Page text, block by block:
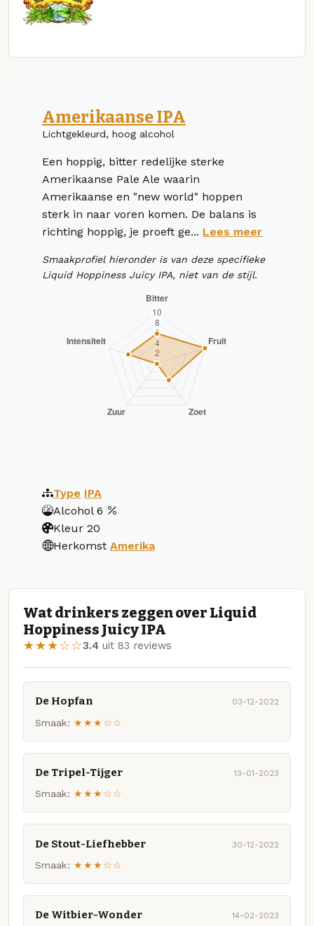
Amerikaanse IPA
Lichtgekleurd, hoog alcohol
Een hoppig, bitter redelijke sterke
Amerikaanse Pale Ale waarin
Amerikaanse en "new world" hoppen
sterk in naar voren komen. De balans is
richting hoppig, je proeft ge... Lees meer
Smaakprofiel hieronder is van deze specifieke
Liquid Hoppiness Juicy IPA, niet van de stijl.
Type IPA
Alcohol 6
Kleur 20
Herkomst Amerika
Wat drinkers zeggen over Liquid
Hoppiness Juicy IPA
★★★☆☆3.4 uit 83 reviews
De Hopfan 03-12-2022
Smaak: ★★★☆☆
De Tripel-Tijger 13-01-2023
Smaak: ★★★☆☆
De Stout-Liefhebber 30-12-2022
Smaak: ★★★☆☆
De Witbier-Wonder 14-02-2023